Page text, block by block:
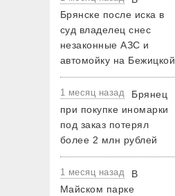
Брянске после иска в
суд владелец снес
незаконные АЗС и
автомойку на Бежицкой
1 месяц назад
Брянец
при покупке иномарки
под заказ потерял
более 2 млн рублей
1 месяц назад
В
Майском парке